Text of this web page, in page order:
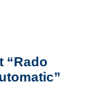
“Rado